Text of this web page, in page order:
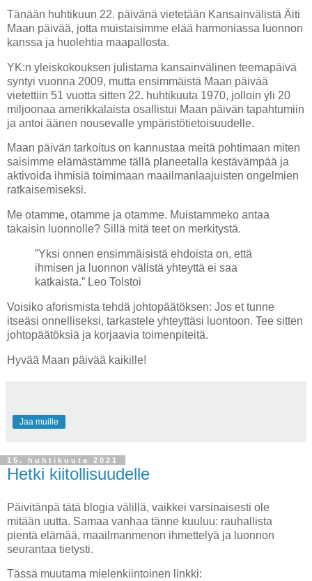
Tänään huhtikuun 22. päivänä vietetään Kansainvälistä Äiti
Maan päivää, jotta muistaisimme elää harmoniassa luonnon
kanssa ja huolehtia maapallosta.
YK:n yleiskokouksen julistama kansainvälinen teemapäivä
syntyi vuonna 2009, mutta ensimmäistä Maan päivää
vietettiin 51 vuotta sitten 22. huhtikuuta 1970, jolloin yli 20
miljoonaa amerikkalaista osallistui Maan päivän tapahtumiin
ja antoi äänen nousevalle ympäristötietoisuudelle.
Maan päivän tarkoitus on kannustaa meitä pohtimaan miten
saisimme elämästämme tällä planeetalla kestävämpää ja
aktivoida ihmisiä toimimaan maailmanlaajuisten ongelmien
ratkaisemiseksi.
Me otamme, otamme ja otamme. Muistammeko antaa
takaisin luonnolle? Sillä mitä teet on merkitystä.
”Yksi onnen ensimmäisistä ehdoista on, että
ihmisen ja luonnon välistä yhteyttä ei saa
katkaista.” Leo Tolstoi
Voisiko aforismista tehdä johtopäätöksen: Jos et tunne
itseäsi onnelliseksi, tarkastele yhteyttäsi luontoon. Tee sitten
johtopäätöksiä ja korjaavia toimenpiteitä.
Hyvää Maan päivää kaikille!
Jaa muille
15. huhtikuuta 2021
Hetki kiitollisuudelle
Päivitänpä tätä blogia välillä, vaikkei varsinaisesti ole
mitään uutta. Samaa vanhaa tänne kuuluu: rauhallista
pientä elämää, maailmanmenon ihmettelyä ja luonnon
seurantaa tietysti.
Tässä muutama mielenkiintoinen linkki: